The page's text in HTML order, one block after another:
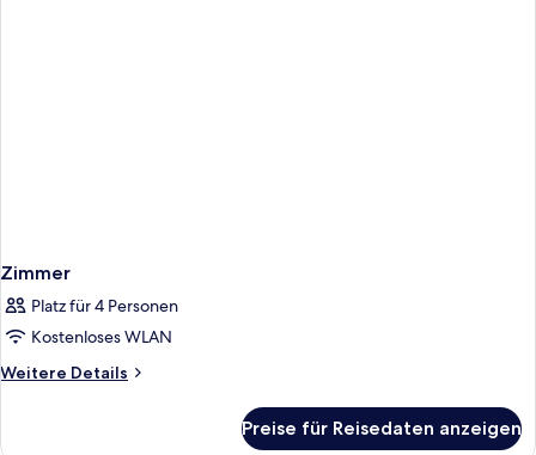
Zimmer
Platz für 4 Personen
Kostenloses WLAN
Weitere Details
Weitere
Preise für Reisedaten anzeigen